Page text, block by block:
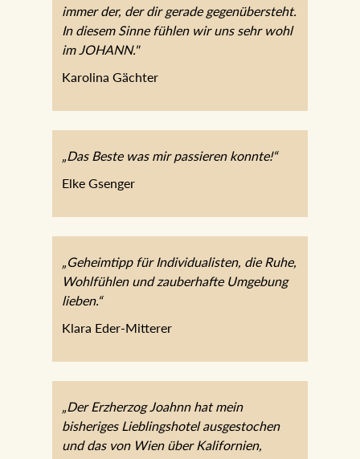
immer der, der dir gerade gegenübersteht.
In diesem Sinne fühlen wir uns sehr wohl
im JOHANN."
Karolina Gächter
„Das Beste was mir passieren konnte!“
Elke Gsenger
„Geheimtipp für Individualisten, die Ruhe,
Wohlfühlen und zauberhafte Umgebung
lieben.“
Klara Eder-Mitterer
„Der Erzherzog Joahnn hat mein
bisheriges Lieblingshotel ausgestochen
und das von Wien über Kalifornien,